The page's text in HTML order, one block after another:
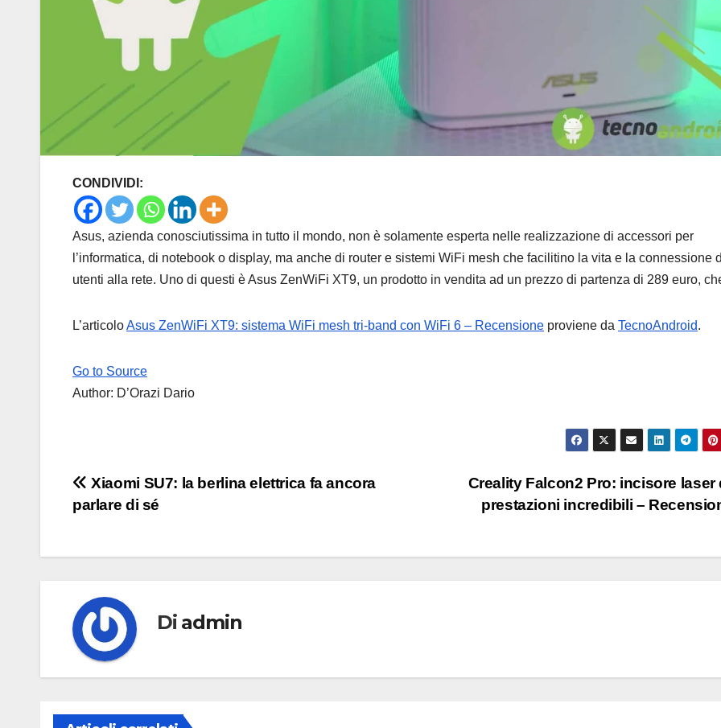
CONDIVIDI:
Asus, azienda conosciutissima in tutto il mondo, non è solamente esperta nelle realizzazione di accessori per
l’informatica, di notebook o display, ma anche di router e sistemi WiFi mesh che facilitino la vita e la connessione
utenti alla rete. Uno di questi è Asus ZenWiFi XT9, un prodotto in vendita ad un prezzo di partenza di 289 euro,
L’articoloAsus ZenWiFi XT9: sistema WiFi mesh tri-band con WiFi 6 – Recensione proviene da TecnoAndroid.
Go to Source
Author: D’Orazi Dario
Navigazione
articoli
Creality Falcon2 Pro: incisore laser
prestazioni incredibili –
Xiaomi SU7: la berlina elettrica fa ancora
parlare di sé
Di admin
AUTO
Suzuki
novità